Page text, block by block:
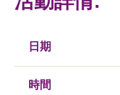
日期
時間